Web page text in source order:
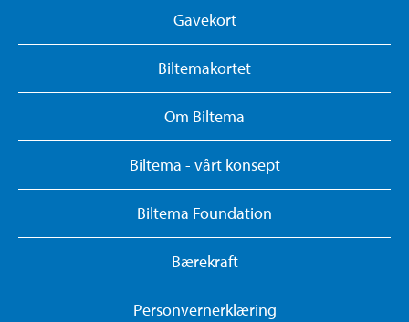
Gavekort
Biltemakortet
Om Biltema
Biltema - vårt konsept
Biltema Foundation
Bærekraft
Personvernerklæring